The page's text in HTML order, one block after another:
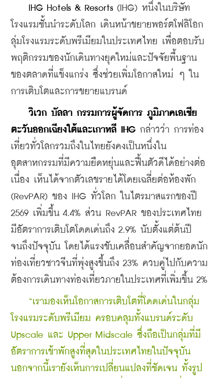
IHG Hotels & Resorts (IHG) หนึ่งในบริษัท
โรงแรมชั้นนำระดับโลก เดินหน้าขยายพอร์ตโฟลิโอก
ลุ่มโรงแรมระดับพรีเมียมในประเทศไทย เพื่อตอบรับ
พฤติกรรมของนักเดินทางยุคใหม่และปัจจัยพื้นฐาน
ของตลาดที่แข็งแกร่ง ซึ่งช่วยเพิ่มโอกาสใหม่ ๆ ใน
การเติบโตและการขยายแบรนด์
วิเวก บัลลา กรรมการผู้จัดการ ภูมิภาคเอเชีย
ตะวันออกเฉียงใต้และเกาหลี IHG กล่าวว่า การท่อง
เที่ยวทั่วโลกรวมถึงในไทยยังคงเป็นหนึ่งใน
อุตสาหกรรมที่มีความยืดหยุ่นและฟื้นตัวดีได้อย่างต่อ
เนื่อง เห็นได้จากตัวเลขรายได้โดยเฉลี่ยต่อห้องพัก
(RevPAR) ของ IHG ทั่วโลก
ในไตรมาสแรกของปี
2569 เพิ่มขึ้น 4.4% ส่วน RevPAR ของประเทศ ไทย
มีอัตราการเติบโตโดดเด่นถึง 2.9% นับตั้งแต่ต้นปี
จนถึงปัจจุบัน โดยได้แรงขับเคลื่อนสำคัญจากยอดนัก
ท่องเที่ยวชาวจีนที่พุ่งสูงขึ้นถึง 23% ควบคู่ไปกับความ
ต้องการเดินทางท่องเที่ยวภายในประเทศที่เพิ่มขึ้น 2%
“เรามองเห็นโอกาสการเติบโตที่โดดเด่นในกลุ่ม
โรงแรมระดับพรีเมียม ครอบคลุมทั้งแบรนด์ระดับ
Upscale และ Upper Midscale ซึ่งถือเป็นกลุ่มที่มี
อัตราการเข้าพักสูงที่สุดในประเทศไทยในปัจจุบัน
นอกจากนี้เรายังเห็นการเปลี่ยนแปลงที่ชัดเจน ทั้งรูป